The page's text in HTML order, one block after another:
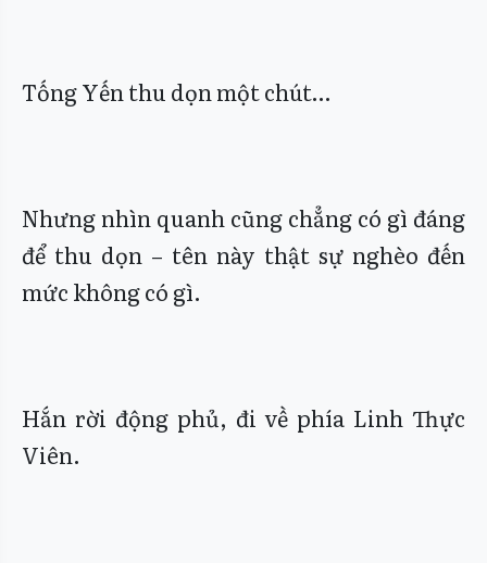
Tống Yến thu dọn một chút…
Nhưng nhìn quanh cũng chẳng có gì đáng
để thu dọn – tên này thật sự nghèo đến
mức không có gì.
Hắn rời động phủ, đi về phía Linh Thực
Viên.